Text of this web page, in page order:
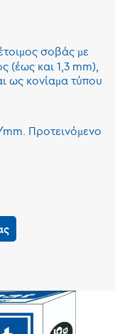
σοβάς µε
(έως και 1,3 mm),
ως κονίαµα τύπου
Προτεινόµενο